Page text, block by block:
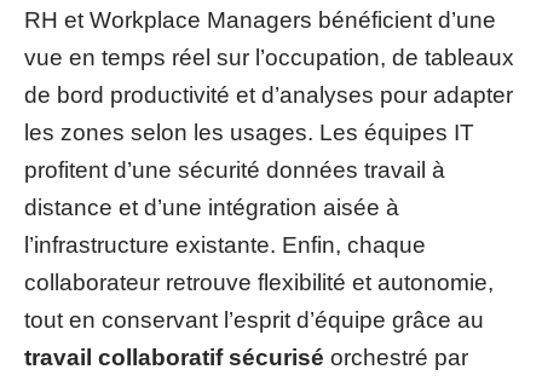
RH et Workplace Managers bénéficient d’une
vue en temps réel sur l’occupation, de tableaux
de bord productivité et d’analyses pour adapter
les zones selon les usages. Les équipes IT
profitent d’une sécurité données travail à
distance et d’une intégration aisée à
l’infrastructure existante. Enfin, chaque
collaborateur retrouve flexibilité et autonomie,
tout en conservant l’esprit d’équipe grâce au
travail collaboratif sécurisé orchestré par